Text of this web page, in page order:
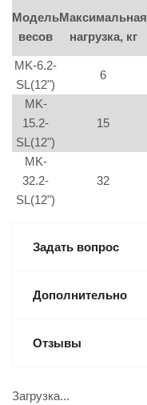
Модель
весов
Максимальная
нагрузка, кг
MK-6.2-
SL(12")
6
MK-
15.2-
SL(12")
15
MK-
32.2-
SL(12")
32
Задать вопрос
Дополнительно
Отзывы
Загрузка...